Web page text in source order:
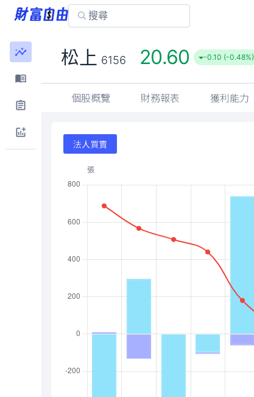
松上 6156 20.60 -0.10 (-0.48%)
個股概覽 財務報表 獲利能力
法人買賣